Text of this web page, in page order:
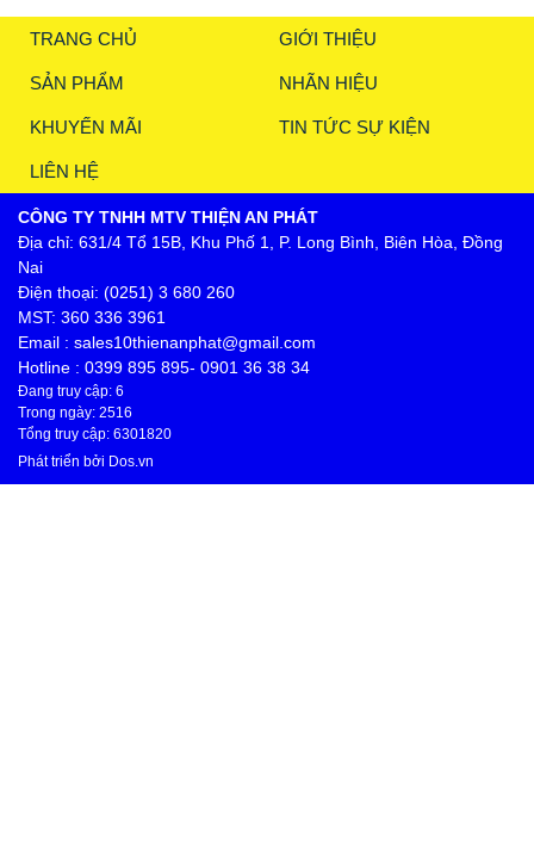
TRANG CHỦ GIỚI THIỆU
SẢN PHẨM NHÃN HIỆU
KHUYẾN MÃI TIN TỨC SỰ KIỆN
LIÊN HỆ
CÔNG TY TNHH MTV THIỆN AN PHÁT
Địa chỉ: 631/4 Tổ 15B, Khu Phố 1, P. Long Bình, Biên Hòa, Đồng
Nai
Điện thoại: (0251) 3 680 260
MST: 360 336 3961
Email : sales10thienanphat@gmail.com
Hotline : 0399 895 895- 0901 36 38 34
Đang truy cập: 6
Trong ngày: 2516
Tổng truy cập: 6301820
Phát triển bởi Dos.vn